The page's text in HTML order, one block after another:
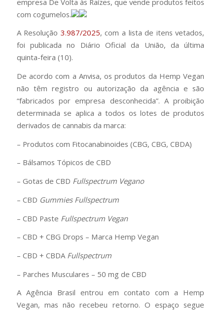
com cogumelos.
A Resolução 3.987/2025, com a lista de itens vetados,
foi publicada no Diário Oficial da União, da última
quinta-feira (10).
De acordo com a Anvisa, os produtos da Hemp Vegan
não têm registro ou autorização da agência e são
“fabricados por empresa desconhecida”. A proibição
determinada se aplica a todos os lotes de produtos
derivados de cannabis da marca:
– Produtos com Fitocanabinoides (CBG, CBG, CBDA)
– Bálsamos Tópicos de CBD
– Gotas de CBD Fullspectrum Vegano
– CBD Gummies Fullspectrum
– CBD Paste Fullspectrum Vegan
– CBD + CBG Drops – Marca Hemp Vegan
– CBD + CBDA Fullspectrum
– Parches Musculares – 50 mg de CBD
A Agência Brasil entrou em contato com a Hemp
Vegan, mas não recebeu retorno. O espaço segue